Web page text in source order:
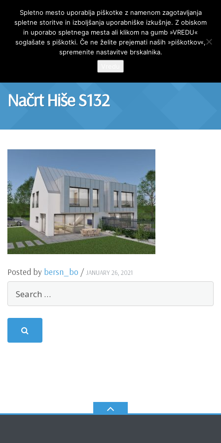
Skip
content
Načrt Hiše S132
Posted by bersn_bo / JANUARY 26, 2021
AR Projekt
Spletno mesto uporablja piškotke z namenom zagotavljanja
spletne storitve in izboljšanja uporabniške izkušnje. Z obiskom
in uporabo spletnega mesta ali klikom na gumb »VREDU«
soglašate s piškotki. Če ne želite prejemati naših »piškotkov«,
spremenite nastavitve brskalnika.